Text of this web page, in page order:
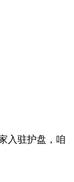
入驻护盘，咱